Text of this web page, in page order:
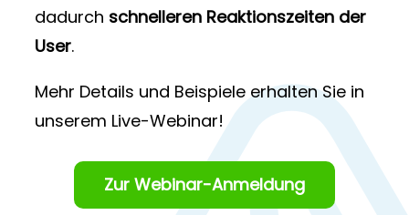
dadurch schnelleren Reaktionszeiten der
User.
Mehr Details und Beispiele erhalten Sie in
unserem Live-Webinar!
Zur Webinar-Anmeldung